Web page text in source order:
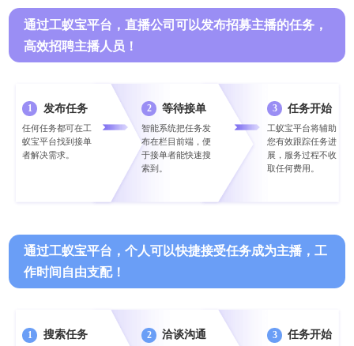
通过工蚁宝平台，直播公司可以发布招募主播的任务，
高效招聘主播人员！
1 发布任务
任何任务都可在工
蚁宝平台找到接单
者解决需求。
2 等待接单
智能系统把任务发
布在栏目前端，便
于接单者能快速搜
索到。
3 任务开始
工蚁宝平台将辅助
您有效跟踪任务进
展，服务过程不收
取任何费用。
通过工蚁宝平台，个人可以快捷接受任务成为主播，工
作时间自由支配！
1 搜索任务 2 洽谈沟通 3 任务开始